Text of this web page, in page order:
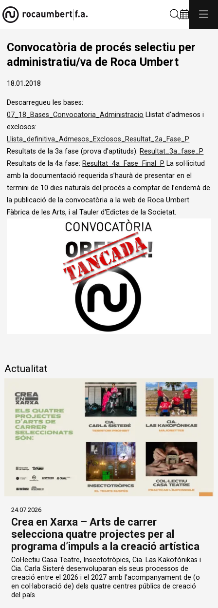
Convocatòria de procés selectiu per
administratiu/va de Roca Umbert
18.01.2018
Descarregueu les bases:
07_18_Bases_Convocatoria_Administracio Llistat d'admesos i
exclosos:
Llista_definitiva_Admesos_Exclosos_Resultat_2a_Fase_P
Resultats de la 3a fase (prova d'aptituds): Resultat_3a_fase_P
Resultats de la 4a fase: Resultat_4a_Fase_Final_P La sol·licitud
amb la documentació requerida s’haurà de presentar en el
termini de 10 dies naturals del procés a comptar de l’endemà de
la publicació de la convocatòria a la web de Roca Umbert
Fàbrica de les Arts, i al Tauler d'Edictes de la Societat.
Actualitat
24.07.2026
Crea en Xarxa – Arts de carrer
selecciona quatre projectes per al
programa d’impuls a la creació artística
Col·lectiu Casa Teatre, Insectotròpics, Cia. Las Kakofónikas i
Cia. Carla Sisteré desenvoluparan els seus processos de
creació entre el 2026 i el 2027 amb l’acompanyament de (o
en col·laboració de) dels quatre centres públics de creació
del país